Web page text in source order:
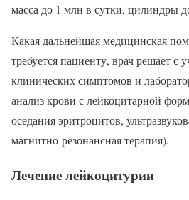
масса до 1 млн в сутки, цилиндры
Какая дальнейшая медицинская
требуется пациенту, врач решает с
клинических симптомов и
анализ крови с лейкоцитарной
оседания эритроцитов,
магнитно-резонансная терапия).
Лечение лейкоцитурии